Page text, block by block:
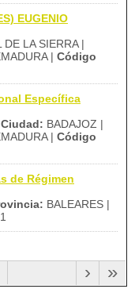
EUGENIO
DE LA SIERRA |
| Código
Específica
Ciudad: BADAJOZ |
| Código
de Régimen
BALEARES |
»
›